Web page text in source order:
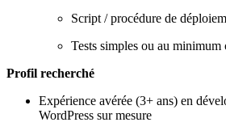
Script / procédure de
Tests simples ou au
Profil recherché
Expérience avérée (3+ ans) en
WordPress sur mesure